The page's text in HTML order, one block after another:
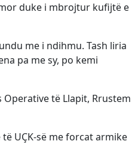
duke i mbrojtur kufijtë e
me i ndihmu. Tash liria
pa me sy, po kemi
të Llapit, Rrustem
UÇK-së me forcat armike